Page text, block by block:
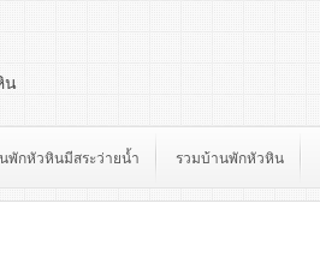
น
พักหัวหินมีสระว่ายน้ำ รวมบ้านพักหัวหิน